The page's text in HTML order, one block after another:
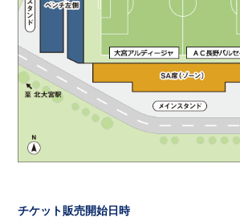
チケット販売開始日時